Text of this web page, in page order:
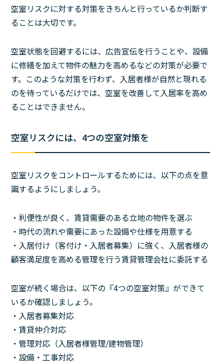
空室リスクに対する対策をきちんと行っているか判断す
ることは大切です。
空室状態を回避するには、広告宣伝を行うことや、設備
に修繕を加えて物件の魅力を高めるなどの対策が必要で
す。このような対策を行わず、入居者様が自然と現れる
のを待っているだけでは、空室を改善して入居率を高め
ることはできません。
空室リスクには、4つの空室対策を
空室リスクをコントロールするためには、以下の点を意
識するようにしましょう。
・利便性が良く、賃貸需要のある立地の物件を選ぶ
・時代の流れや需要にあった設備や仕様を用意する
・入居付け（客付け・入居者募集）に強く、入居者様の
顧客満足度を高める管理を行う賃貸管理会社に委託する
空室が続く場合は、以下の『4つの空室対策』ができて
いるか確認しましょう。
・入居者募集対応
・賃貸仲介対応
・管理対応（入居者様管理/建物管理）
・設備・工事対応